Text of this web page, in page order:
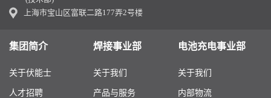
上海市宝山区富联二路177弄2号楼
集团简介
关于伏能士
人才招聘
焊接事业部
关于我们
产品与服务
电池充电事业部
关于我们
内部物流